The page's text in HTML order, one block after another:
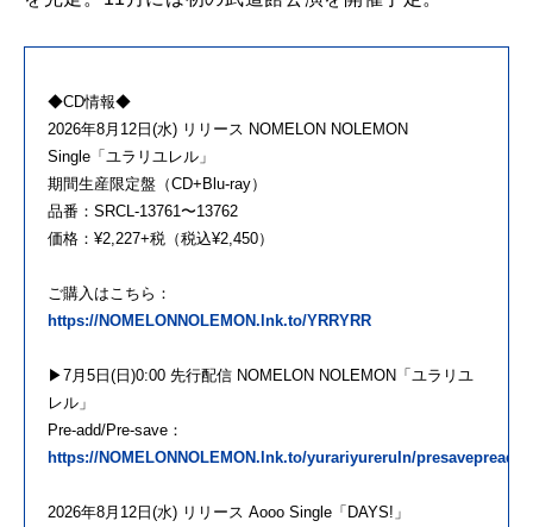
◆CD情報◆
2026年8月12日(水) リリース NOMELON NOLEMON
Single「ユラリユレル」
期間生産限定盤（CD+Blu-ray）
品番：SRCL-13761〜13762
価格：¥2,227+税（税込¥2,450）
ご購入はこちら：
https://NOMELONNOLEMON.lnk.to/YRRYRR
▶7月5日(日)0:00 先行配信 NOMELON NOLEMON「ユラリユ
レル」
Pre-add/Pre-save：
https://NOMELONNOLEMON.lnk.to/yurariyureruIn/presavepreadd
2026年8月12日(水) リリース Aooo Single「DAYS!」